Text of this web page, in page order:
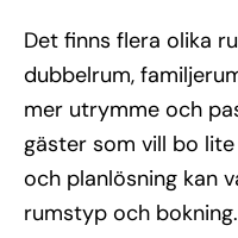
Det finns flera olika
dubbelrum,
mer utrymme och
gäster som vill bo
och planlösning kan
rumstyp och bokning.